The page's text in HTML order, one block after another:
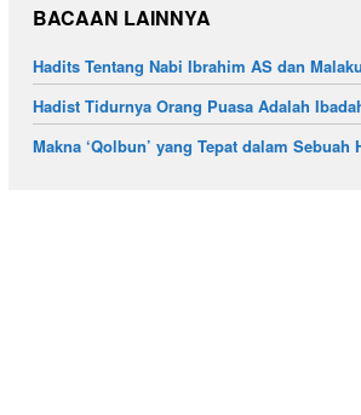
BACAAN LAINNYA
Hadits Tentang Nabi Ibrahim AS dan
Hadist Tidurnya Orang Puasa Adalah
Makna ‘Qolbun’ yang Tepat dalam Sebuah